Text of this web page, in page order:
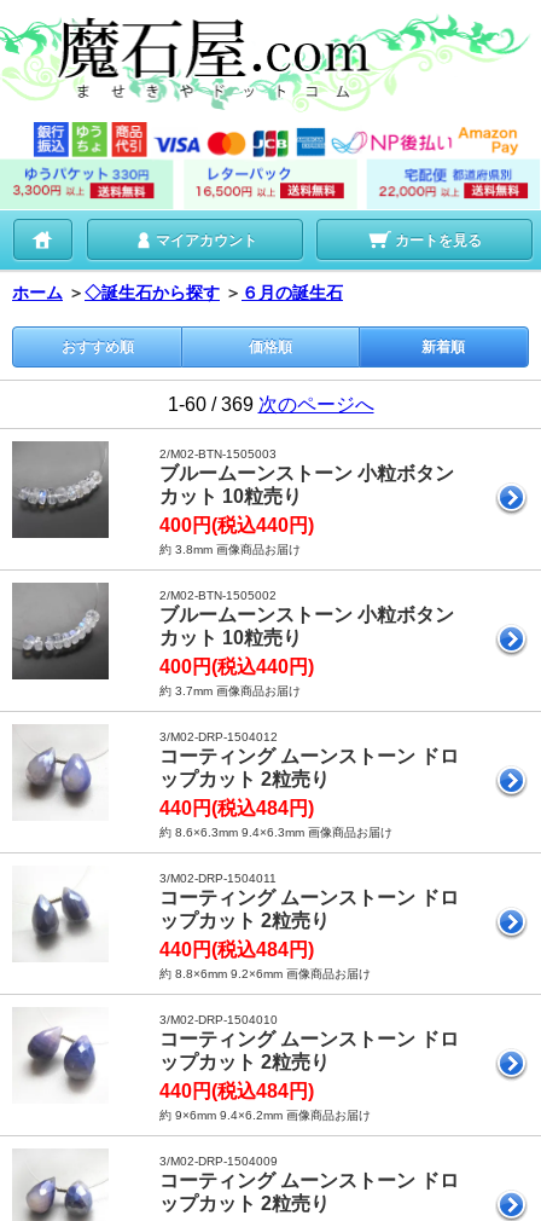
マイアカウント カートを見る
ホーム ＞◇誕生石から探す ＞ ６月の誕生石
おすすめ順 価格順 新着順
1-60 / 369 次のページへ
2/M02-BTN-1505003
ブルームーンストーン 小粒ボタン
カット 10粒売り
400円(税込440円)
約 3.8mm 画像商品お届け
2/M02-BTN-1505002
ブルームーンストーン 小粒ボタン
カット 10粒売り
400円(税込440円)
約 3.7mm 画像商品お届け
3/M02-DRP-1504012
コーティング ムーンストーン ドロ
ップカット 2粒売り
440円(税込484円)
約 8.6×6.3mm 9.4×6.3mm 画像商品お届け
3/M02-DRP-1504011
コーティング ムーンストーン ドロ
ップカット 2粒売り
440円(税込484円)
約 8.8×6mm 9.2×6mm 画像商品お届け
3/M02-DRP-1504010
コーティング ムーンストーン ドロ
ップカット 2粒売り
440円(税込484円)
約 9×6mm 9.4×6.2mm 画像商品お届け
3/M02-DRP-1504009
コーティング ムーンストーン ドロ
ップカット 2粒売り